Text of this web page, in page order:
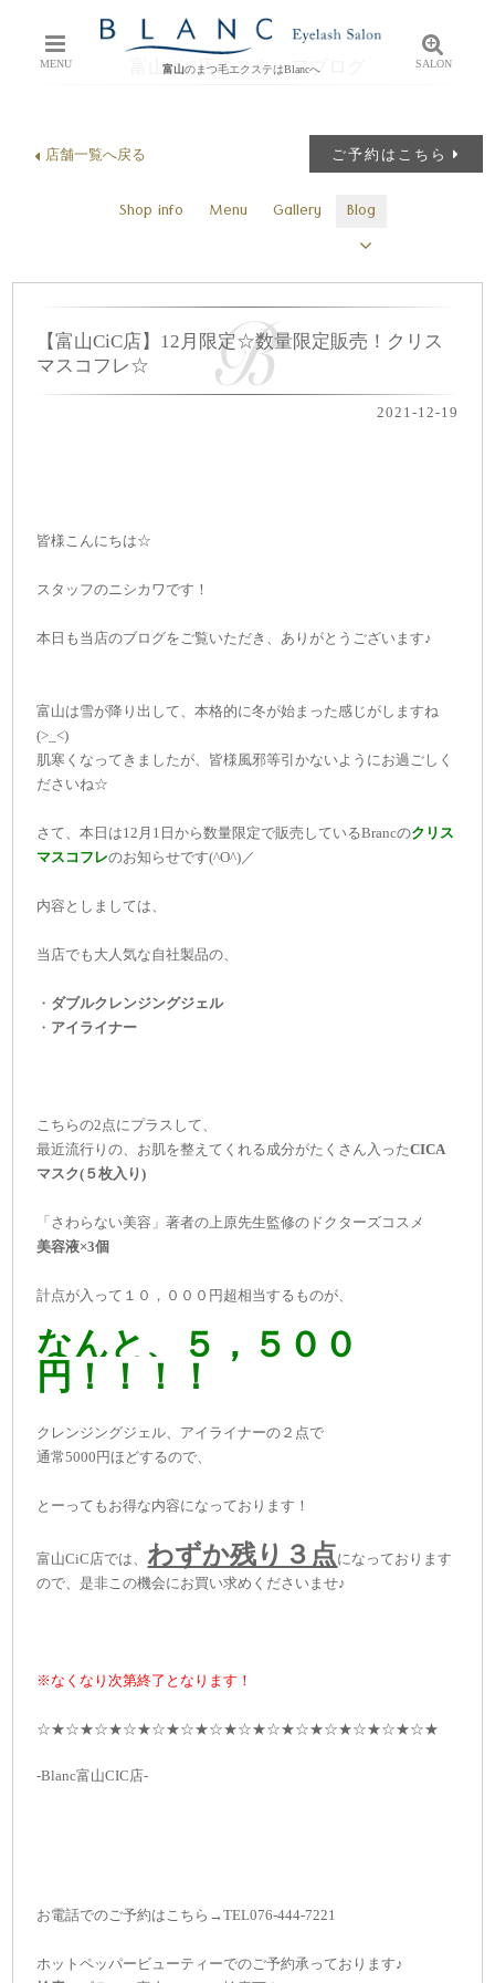
MENU 富山のまつ毛エクステはBlancへ SALON
富山CiC店のスタッフブログ
ご予約はこちら
店舗一覧へ戻る
Shop info Menu Gallery Blog
【富山CiC店】12月限定☆数量限定販売！クリス
マスコフレ☆
2021-12-19
皆様こんにちは☆
スタッフのニシカワです！
本日も当店のブログをご覧いただき、ありがとうございます♪
富山は雪が降り出して、本格的に冬が始まった感じがしますね
(>_<)
肌寒くなってきましたが、皆様風邪等引かないようにお過ごしく
ださいね☆
さて、本日は12月1日から数量限定で販売しているBrancのクリス
マスコフレのお知らせです(^O^)／
内容としましては、
当店でも大人気な自社製品の、
・ ダブルクレンジングジェル
・ アイライナー
こちらの2点にプラスして、
最近流行りの、お肌を整えてくれる成分がたくさん入ったCICA
マスク(５枚入り)
「さわらない美容」著者の上原先生監修のドクターズコスメ
美容液×3個
計点が入って１０，０００円超相当するものが、
なんと、５，５００
円！！！！
クレンジングジェル、アイライナーの２点で
通常5000円ほどするので、
とーってもお得な内容になっております！
富山CiC店では、わずか残り３点になっております
ので、是非この機会にお買い求めくださいませ♪
※なくなり次第終了となります！
☆★☆★☆★☆★☆★☆★☆★☆★☆★☆★☆★☆★☆★☆★
-Blanc富山CIC店-
お電話でのご予約はこちら→TEL076-444-7221
ホットペッパービューティーでのご予約承っております♪